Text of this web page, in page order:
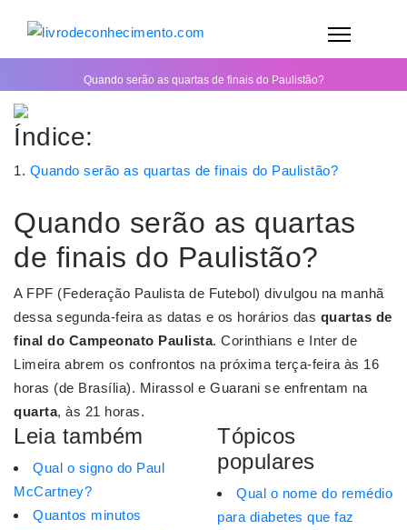
Quando serão as quartas de finais do Paulistão?
Índice:
Quando serão as quartas de finais do Paulistão?
Quando serão as quartas
de finais do Paulistão?
A FPF (Federação Paulista de Futebol) divulgou na manhã
dessa segunda-feira as datas e os horários das quartas de
final do Campeonato Paulista. Corinthians e Inter de
Limeira abrem os confrontos na próxima terça-feira às 16
horas (de Brasília). Mirassol e Guarani se enfrentam na
quarta, às 21 horas.
Leia também
Qual o signo do Paul
McCartney?
Quantos minutos
Tópicos
populares
Qual o nome do remédio
para diabetes que faz